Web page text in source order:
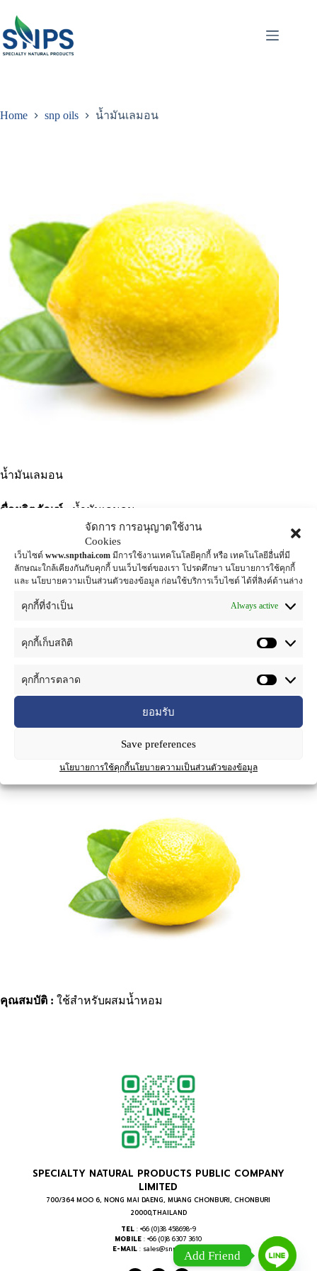
จัดการ การอนุญาตใช้งาน
Cookies
เว็บไซต์ www.snpthai.com มีการใช้งานเทคโนโลยีคุกกี้ หรือ เทคโนโลยีอื่นที่มี
ลักษณะใกล้เคียงกันกับคุกกี้ บนเว็บไซต์ของเรา โปรดศึกษา นโยบายการใช้คุกกี้
และ นโยบายความเป็นส่วนตัวของข้อมูล ก่อนใช้บริการเว็บไซต์ ได้ที่ลิงค์ด้านล่าง
คุกกี้ที่จำเป็น Always active
คุกกี้เก็บสถิติ
คุกกี้การตลาด
ยอมรับ
Save preferences
นโยบายการใช้คุกกี้นโยบายความเป็นส่วนตัวของข้อมูล
Home snp oils น้ำมันเลมอน
น้ำมันเลมอน
ชื่อผลิตภัณฑ์ : น้ำมันเลมอน
ใช้สำหรับผสมน้ำหอม
หมวดหมู่:snp oils ป้ายกำกับ:lemon,oil
คุณสมบัติ : ใช้สำหรับผสมน้ำหอม
SPECIALTY NATURAL PRODUCTS PUBLIC COMPANY
LIMITED
700/364 MOO 6, NONG MAI DAENG, MUANG CHONBURI, CHONBURI
20000,THAILAND
TEL : +66 (0)38 458698-9
MOBILE : +66 (0)8 6307 3610
E-MAIL : sales@snpthai.comAdd Friend